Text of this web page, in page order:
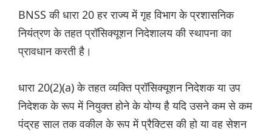
BNSS की धारा 20 हर राज्य में गृह विभाग के प्रशासनिक
नियंत्रण के तहत प्रॉसिक्यूशन निदेशालय की स्थापना का
प्रावधान करती है।
धारा 20(2)(a) के तहत व्यक्ति प्रॉसिक्यूशन निदेशक या उप
निदेशक के रूप में नियुक्त होने के योग्य है यदि उसने कम से कम
पंद्रह साल तक वकील के रूप में प्रैक्टिस की हो या वह सेशन